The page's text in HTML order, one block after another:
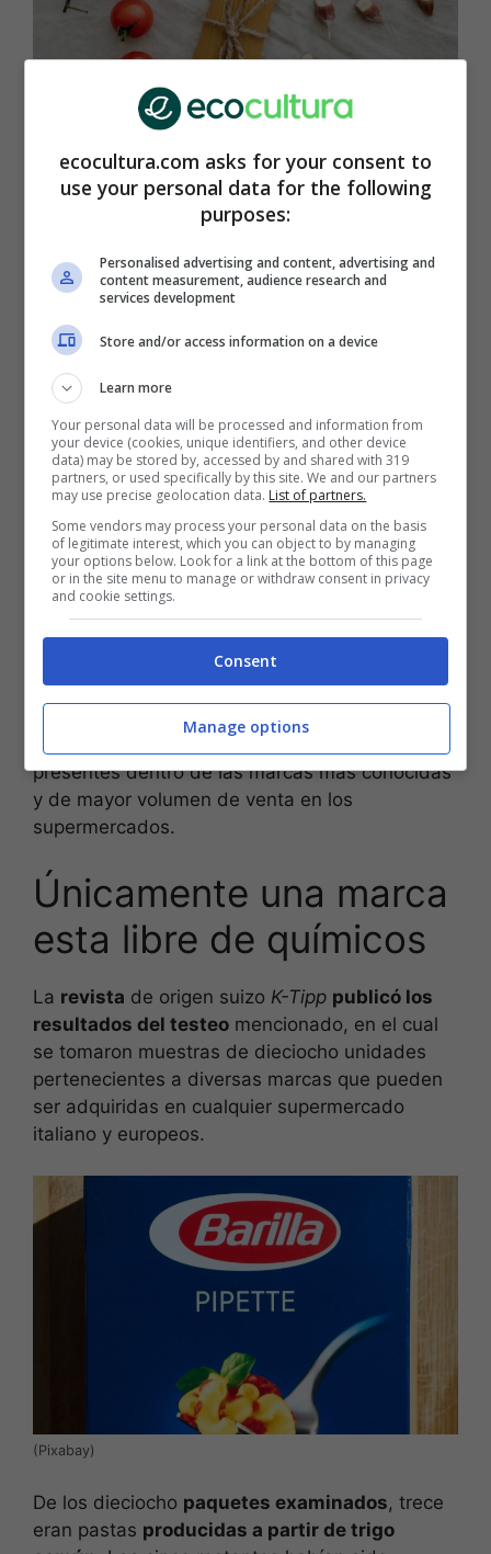
Cuando hablamos depesticidas utilizados en
cultivoy lahorticultura , uno de los primeros
que se nos viene a la mente es el
discusiones acerca de sus efectos perniciosos,
sigue siendolegal en la Unión Europea
organismo que no se ha decidido a prohibirlo
hasta el día de hoy.
Pero no son pocos los estudios de índole
científica quehan probadosobradamente la
peligrosidad del glifosato, sobre todo en lo
que respecta al daño en la estructura genética
y al estrés oxidativo.
Con toda estainformación–que es accesible
para cualquiera que se interese
productos demejor calidadse vuelve casi un
deber en la medida de lo posible. En el caso de
laspastas de origen italiano, se realizó un
testeo específico destinado a rastrear
partículas de glifosato que pudieran estar
presentes dentro de las marcas más conocidas
y de mayor volumen de venta en los
supermercados.
Únicamente una marca
esta libre de químicos
La revista de origen suizo K-Tipp publicó los
resultados del testeo mencionado, en el cual
se tomaron muestras de dieciocho unidades
pertenecientes a diversas marcas que pueden
ser adquiridas en cualquier supermercado
italiano y europeos.
(Pixabay)
De los dieciocho paquetes examinados, trece
eran pastas producidas a partir de trigo
ecocultura.com asks for your consent to
use your personal data for the following
purposes:
Personalised advertising and content, advertising and
content measurement, audience research and
services development
Store and/or access information on a device
Learn more
Your personal data will be processed and information from
your device (cookies, unique identifiers, and other device
data) may be stored by, accessed by and shared with 319
partners, or used specifically by this site. We and our partners
may use precise geolocation data. List of partners.
Some vendors may process your personal data on the basis
of legitimate interest, which you can object to by managing
your options below. Look for a link at the bottom of this page
or in the site menu to manage or withdraw consent in privacy
and cookie settings.
Consent
Manage options